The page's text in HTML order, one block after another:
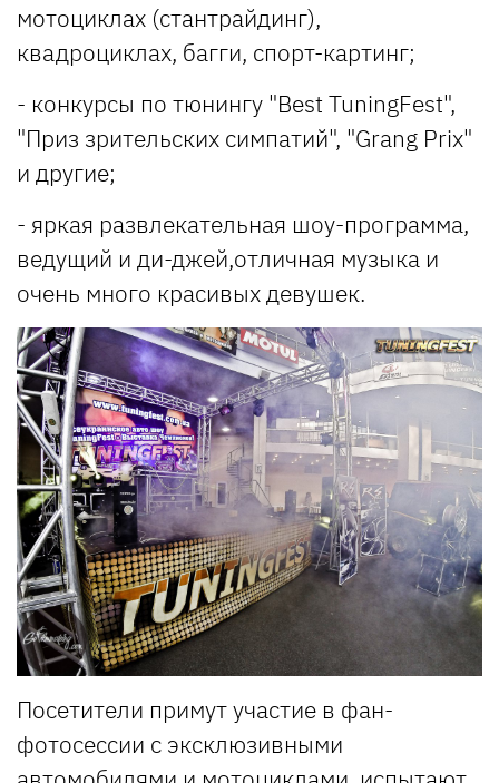
мотоциклах (стантрайдинг),
квадроциклах, багги, спорт-картинг;
- конкурсы по тюнингу "Best TuningFest",
"Приз зрительских симпатий", "Grang Prix"
и другие;
- яркая развлекательная шоу-программа,
ведущий и ди-джей,отличная музыка и
очень много красивых девушек.
Посетители примут участие в фан-
фотосессии с эксклюзивными